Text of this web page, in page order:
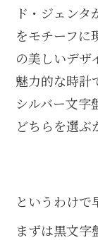
ド・ジェンタ
をモチーフに
の美しいデザ
魅力的な時計
シルバー文字
どちらを選ぶ
というわけで
まずは黒文字